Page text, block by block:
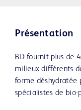
Présentation
BD fournit plus de
milieux différents
forme déshydratée
spécialistes de bio-